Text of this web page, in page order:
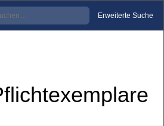
Erweiterte Suche